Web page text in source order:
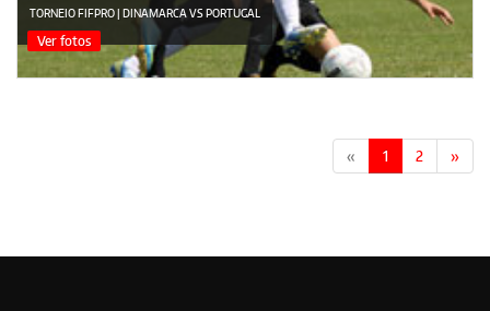
TORNEIO FIFPRO | DINAMARCA VS PORTUGAL
Ver fotos
« 1 2 »